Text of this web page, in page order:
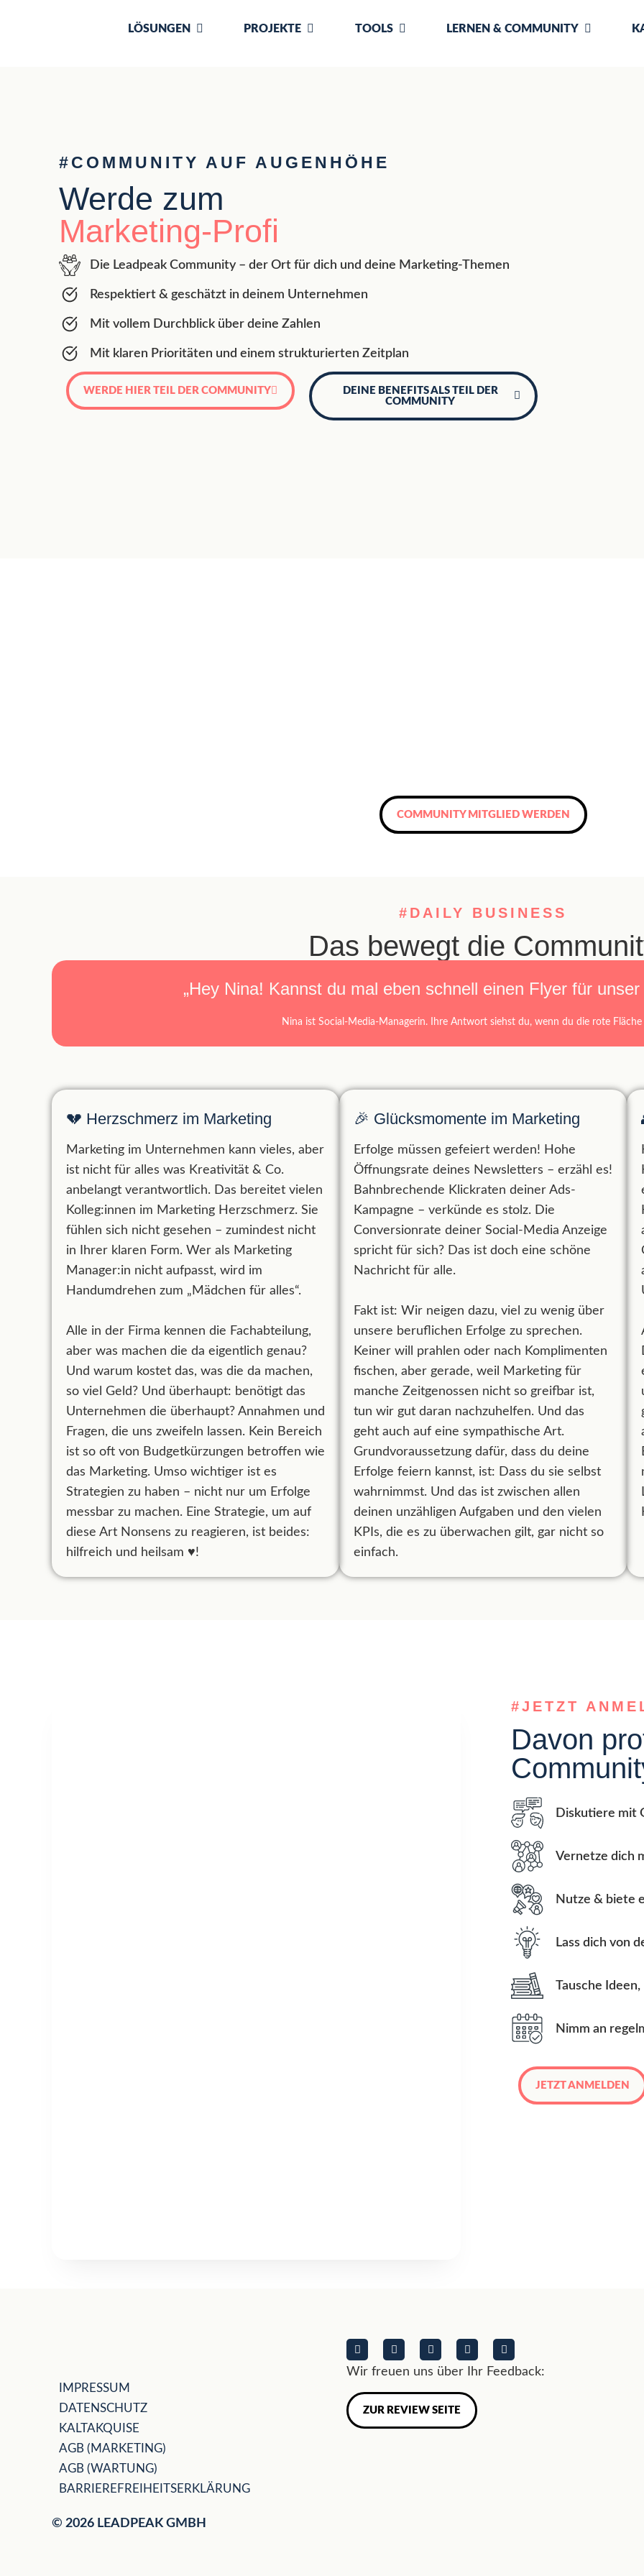
LÖSUNGEN PROJEKTE TOOLS LERNEN & COMMUNITY
#COMMUNITY AUF AUGENHÖHE
Werde zum
Marketing-Profi
Die Leadpeak Community – der Ort für dich und deine Marketing-Themen
Respektiert & geschätzt in deinem Unternehmen
Mit vollem Durchblick über deine Zahlen
Mit klaren Prioritäten und einem strukturierten Zeitplan
WERDE HIER TEIL DER COMMUNITY
DEINE BENEFITS ALS TEIL DER
COMMUNITY
COMMUNITY MITGLIED WERDEN
#DAILY BUSINESS
Das bewegt die
„Hey Nina! Kannst du mal eben schnell einen Flyer für
Nina ist Social-Media-Managerin. Ihre Antwort siehst du, wenn du die rote
💔 Herzschmerz im Marketing
Marketing im Unternehmen kann vieles, aber
ist nicht für alles was Kreativität & Co.
anbelangt verantwortlich. Das bereitet vielen
Kolleg:innen im Marketing Herzschmerz. Sie
fühlen sich nicht gesehen – zumindest nicht
in Ihrer klaren Form. Wer als Marketing
Manager:in nicht aufpasst, wird im
Handumdrehen zum „Mädchen für alles“.
Alle in der Firma kennen die Fachabteilung,
aber was machen die da eigentlich genau?
Und warum kostet das, was die da machen,
so viel Geld? Und überhaupt: benötigt das
Unternehmen die überhaupt? Annahmen und
Fragen, die uns zweifeln lassen. Kein Bereich
ist so oft von Budgetkürzungen betroffen wie
das Marketing. Umso wichtiger ist es
Strategien zu haben – nicht nur um Erfolge
messbar zu machen. Eine Strategie, um auf
diese Art Nonsens zu reagieren, ist beides:
hilfreich und heilsam ♥!
🎉 Glücksmomente im Marketing
Erfolge müssen gefeiert werden! Hohe
Öffnungsrate deines Newsletters – erzähl es!
Bahnbrechende Klickraten deiner Ads-
Kampagne – verkünde es stolz. Die
Conversionrate deiner Social-Media Anzeige
spricht für sich? Das ist doch eine schöne
Nachricht für alle.
Fakt ist: Wir neigen dazu, viel zu wenig über
unsere beruflichen Erfolge zu sprechen.
Keiner will prahlen oder nach Komplimenten
fischen, aber gerade, weil Marketing für
manche Zeitgenossen nicht so greifbar ist,
tun wir gut daran nachzuhelfen. Und das
geht auch auf eine sympathische Art.
Grundvoraussetzung dafür, dass du deine
Erfolge feiern kannst, ist: Dass du sie selbst
wahrnimmst. Und das ist zwischen allen
deinen unzähligen Aufgaben und den vielen
KPIs, die es zu überwachen gilt, gar nicht so
einfach.
#JETZT
Davon
Diskutiere mit
Vernetze dich
Nutze & biete
Lass dich von
Tausche
Nimm an
JETZT ANMELDEN
IMPRESSUM
DATENSCHUTZ
KALTAKQUISE
AGB (MARKETING)
AGB (WARTUNG)
BARRIEREFREIHEITSERKLÄRUNG
Wir freuen uns über Ihr Feedback:
ZUR REVIEW SEITE
© 2026 LEADPEAK GMBH